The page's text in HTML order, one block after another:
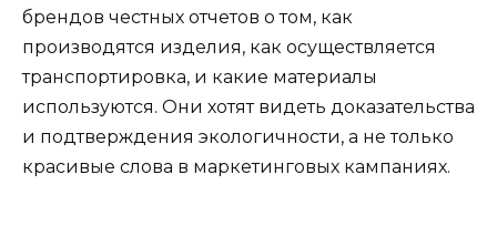
брендов честных отчетов о том, как
производятся изделия, как осуществляется
транспортировка, и какие материалы
используются. Они хотят видеть доказательства
и подтверждения экологичности, а не только
красивые слова в маркетинговых кампаниях.